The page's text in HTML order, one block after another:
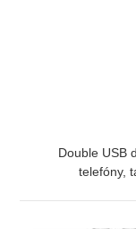
Double USB
telefóny,